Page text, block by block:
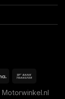
Motorwinkel.nl